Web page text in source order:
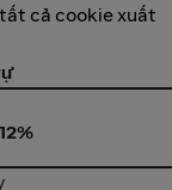
cả cookie xuất